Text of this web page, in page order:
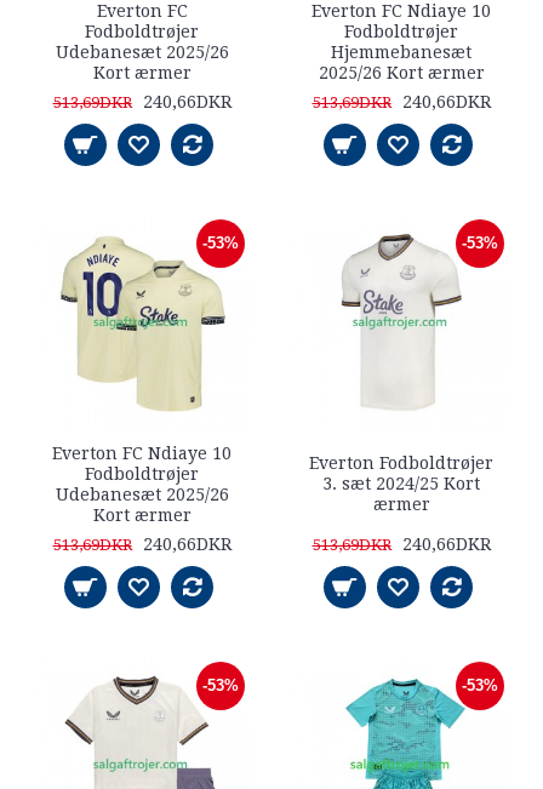
Everton FC
Fodboldtrøjer
Udebanesæt 2025/26
Kort ærmer
513,69DKR 240,66DKR
Everton FC Ndiaye 10
Fodboldtrøjer
Hjemmebanesæt
2025/26 Kort ærmer
513,69DKR 240,66DKR
-53%
Everton FC Ndiaye 10
Fodboldtrøjer
Udebanesæt 2025/26
Kort ærmer
513,69DKR 240,66DKR
-53%
Everton Fodboldtrøjer
3. sæt 2024/25 Kort
ærmer
513,69DKR 240,66DKR
-53% -53%